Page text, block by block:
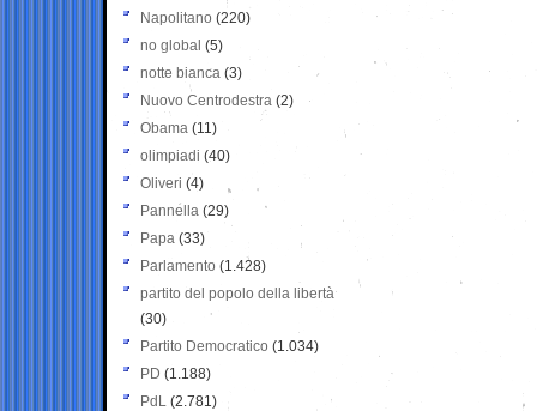
Napolitano (220)
no global (5)
notte bianca (3)
Nuovo Centrodestra (2)
Obama (11)
olimpiadi (40)
Oliveri (4)
Pannella (29)
Papa (33)
Parlamento (1.428)
partito del popolo della libertà
(30)
Partito Democratico (1.034)
PD (1.188)
PdL (2.781)